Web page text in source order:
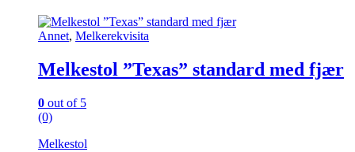
Annet, Melkerekvisita
Melkestol ”Texas” standard med fjær
0 out of 5
(0)
Melkestol